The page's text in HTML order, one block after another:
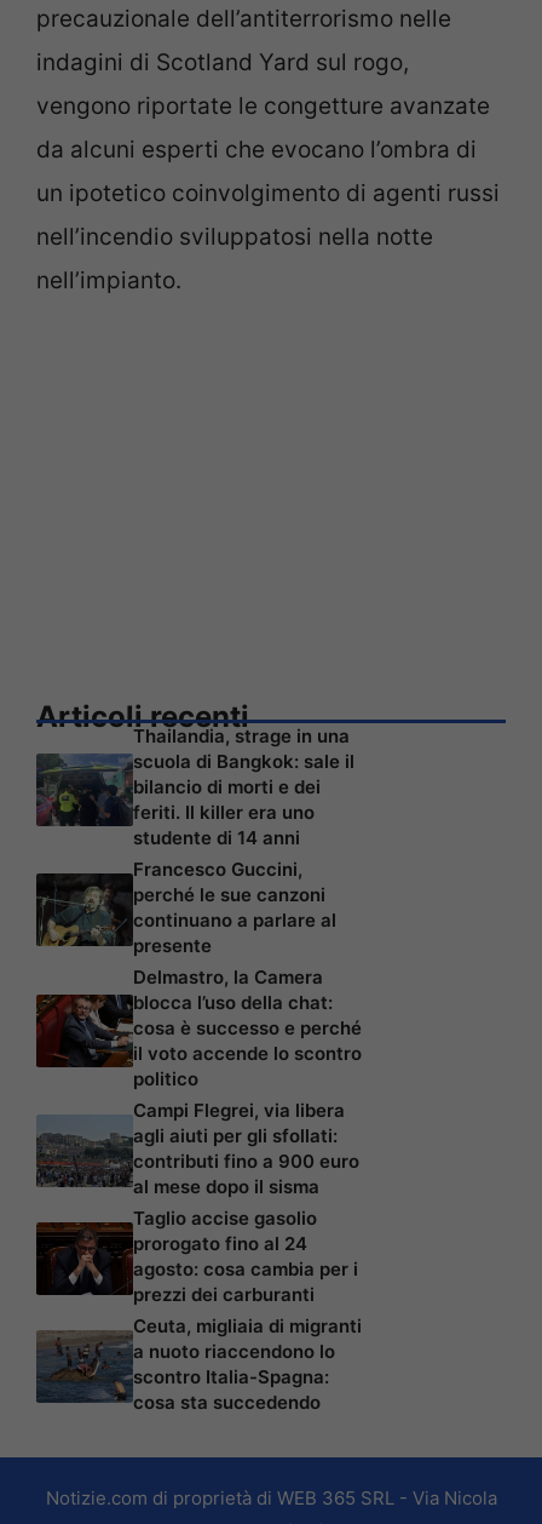
precauzionale dell’antiterrorismo nelle
indagini di Scotland Yard sul rogo,
vengono riportate le congetture avanzate
da alcuni esperti che evocano l’ombra di
un ipotetico coinvolgimento di agenti russi
nell’incendio sviluppatosi nella notte
nell’impianto.
Articoli recenti
Thailandia, strage in una
scuola di Bangkok: sale il
bilancio di morti e dei
feriti. Il killer era uno
studente di 14 anni
Francesco Guccini,
perché le sue canzoni
continuano a parlare al
presente
Delmastro, la Camera
blocca l’uso della chat:
cosa è successo e perché
il voto accende lo scontro
politico
Campi Flegrei, via libera
agli aiuti per gli sfollati:
contributi fino a 900 euro
al mese dopo il sisma
Taglio accise gasolio
prorogato fino al 24
agosto: cosa cambia per i
prezzi dei carburanti
Ceuta, migliaia di migranti
a nuoto riaccendono lo
scontro Italia-Spagna:
cosa sta succedendo
Notizie.com di proprietà di WEB 365 SRL - Via Nicola